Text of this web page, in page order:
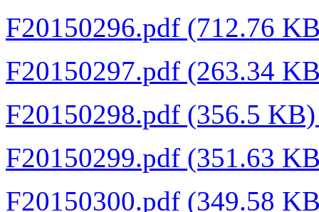
F20150296.pdf (712.76
F20150297.pdf (263.34
F20150298.pdf (356.5
F20150299.pdf (351.63
F20150300.pdf (349.58